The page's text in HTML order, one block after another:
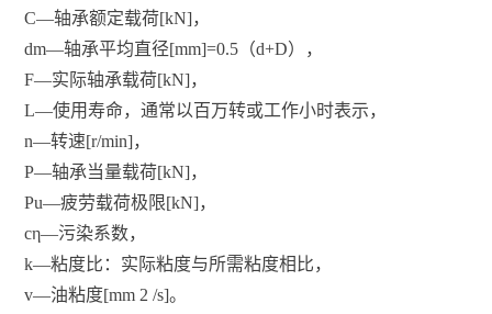
C­­­­­­­­­­­­­­—轴承额定载荷[kN]，
dm­­­­­­­­­­­­—轴承平均直径[mm]=0.5（d+D），
F­­­­­­­—实际轴承载荷[kN]，
L­­­­­­­—使用寿命，通常以百万转或工作小时表示，
n­­­­­­­—转速[r/min]，
P­­­­­­­—轴承当量载荷[kN]，
Pu­­­­­­­­­­­­­—疲劳载荷极限[kN]，
c­­­­­­­η­­­­­­­—污染系数，
k­­­­­­­—粘度比：实际粘度与所需粘度相比，
v­­­­­­­­­­­­­­­­—油粘度[mm 2 /s]。